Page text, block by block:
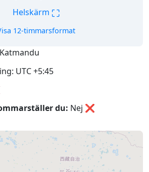
Helskärm ⛶
12-timmarsformat
UTC +5:45
du: Nej ❌